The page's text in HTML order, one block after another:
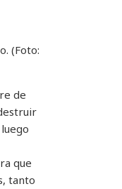
(Foto:
de
que
tanto